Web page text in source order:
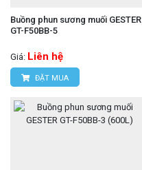
Buồng phun sương muối GESTER
GT-F50BB-5
Giá: Liên hệ
ĐẶT MUA